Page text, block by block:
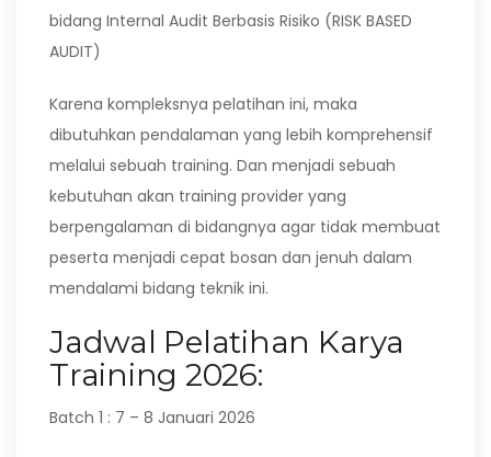
bidang Internal Audit Berbasis Risiko (RISK BASED
AUDIT)
Karena kompleksnya pelatihan ini, maka
dibutuhkan pendalaman yang lebih komprehensif
melalui sebuah training. Dan menjadi sebuah
kebutuhan akan training provider yang
berpengalaman di bidangnya agar tidak membuat
peserta menjadi cepat bosan dan jenuh dalam
mendalami bidang teknik ini.
Jadwal Pelatihan Karya
Training 2026:
Batch 1 : 7 – 8 Januari 2026